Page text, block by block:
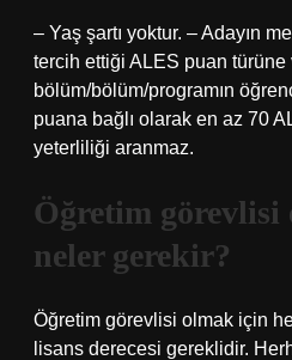
– Yaş şartı yoktur. – Adayın
tercih ettiği ALES puan
bölüm/bölüm/programın
puana bağlı olarak en az 70
yeterliliği aranmaz.
Öğretim
neler gerekir?
Öğretim görevlisi olmak için
lisans derecesi gereklidir.